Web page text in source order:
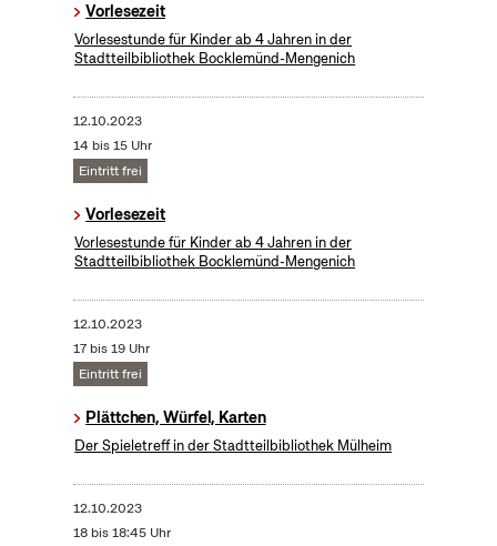
Vorlesezeit
Vorlesestunde für Kinder ab 4 Jahren in der
Stadtteilbibliothek Bocklemünd-Mengenich
12.10.2023
14 bis 15 Uhr
Eintritt frei
Vorlesezeit
Vorlesestunde für Kinder ab 4 Jahren in der
Stadtteilbibliothek Bocklemünd-Mengenich
12.10.2023
17 bis 19 Uhr
Eintritt frei
Plättchen, Würfel, Karten
Der Spieletreff in der Stadtteilbibliothek Mülheim
12.10.2023
18 bis 18:45 Uhr